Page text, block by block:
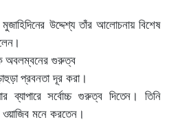
উদ্দেশ্য তাঁর আলোচনায় বিশেষ
অবলম্বনের গুরুত্ব
প্রবনতা দূর করা।
ব্যাপারে সর্বোচ্চ গুরুত্ব দিতেন। তিনি
ওয়াজিব মনে করতেন।